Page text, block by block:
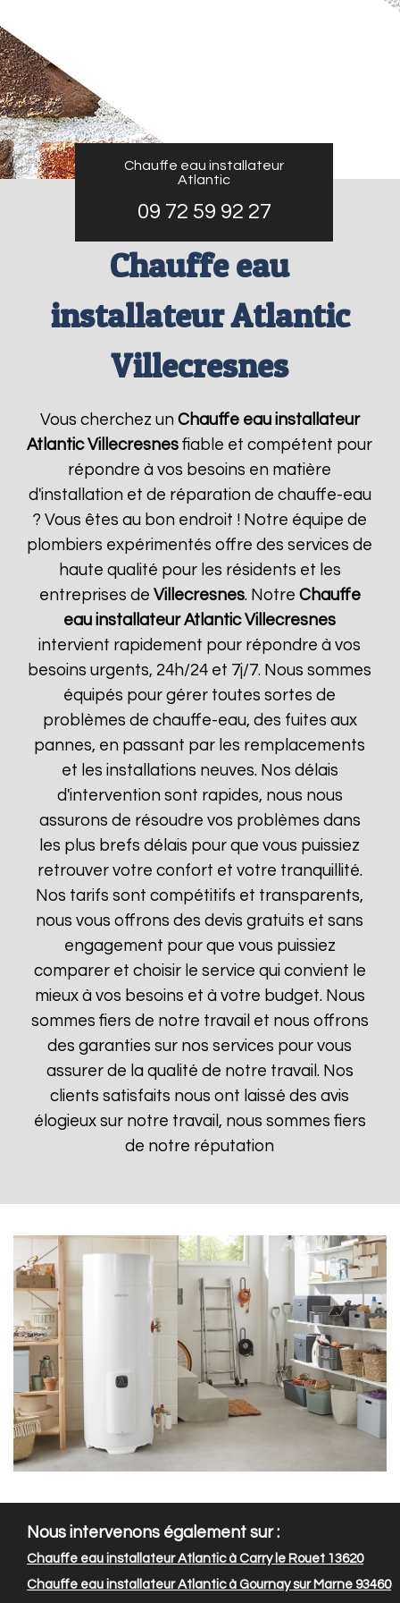
Chauffe eau installateur
Atlantic
09 72 59 92 27
Chauffe eau
installateur Atlantic
Villecresnes
Vous cherchez un Chauffe eau installateur
Atlantic Villecresnes fiable et compétent pour
répondre à vos besoins en matière
d'installation et de réparation de chauffe-eau
? Vous êtes au bon endroit ! Notre équipe de
plombiers expérimentés offre des services de
haute qualité pour les résidents et les
entreprises de Villecresnes. Notre Chauffe
eau installateur Atlantic Villecresnes
intervient rapidement pour répondre à vos
besoins urgents, 24h/24 et 7j/7. Nous sommes
équipés pour gérer toutes sortes de
problèmes de chauffe-eau, des fuites aux
pannes, en passant par les remplacements
et les installations neuves. Nos délais
d'intervention sont rapides, nous nous
assurons de résoudre vos problèmes dans
les plus brefs délais pour que vous puissiez
retrouver votre confort et votre tranquillité.
Nos tarifs sont compétitifs et transparents,
nous vous offrons des devis gratuits et sans
engagement pour que vous puissiez
comparer et choisir le service qui convient le
mieux à vos besoins et à votre budget. Nous
sommes fiers de notre travail et nous offrons
des garanties sur nos services pour vous
assurer de la qualité de notre travail. Nos
clients satisfaits nous ont laissé des avis
élogieux sur notre travail, nous sommes fiers
de notre réputation
Nous intervenons également sur :
Chauffe eau installateur Atlantic à Carry le Rouet 13620
Chauffe eau installateur Atlantic à Gournay sur Marne 93460